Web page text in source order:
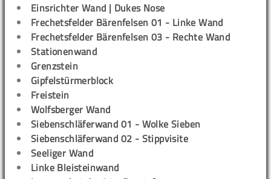
Einsrichter Wand | Dukes Nose
Frechetsfelder Bärenfelsen 01 - Linke Wand
Frechetsfelder Bärenfelsen 03 - Rechte Wand
Stationenwand
Grenzstein
Gipfelstürmerblock
Freistein
Wolfsberger Wand
Siebenschläferwand 01 - Wolke Sieben
Siebenschläferwand 02 - Stippvisite
Seeliger Wand
Linke Bleisteinwand